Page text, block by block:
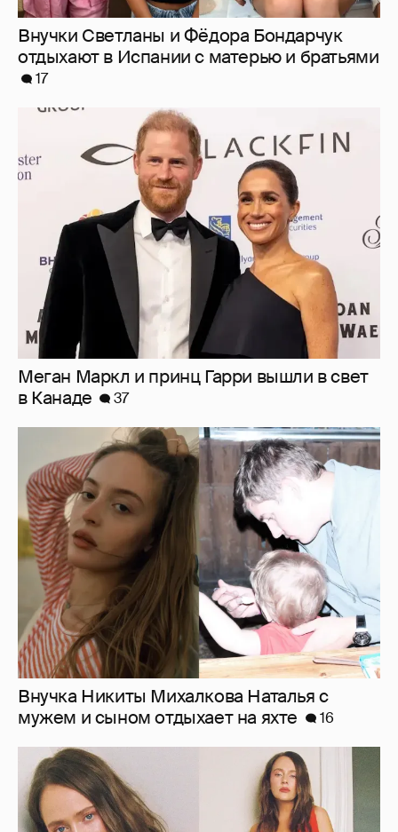
Меган Маркл и принц Гарри вышли в свет
в Канаде
Внучка Никиты Михалкова Наталья с
мужем и сыном отдыхает на яхте
"Лолита". Аглая Тарасова снялась в мини-
платье с декольте и чулках
32